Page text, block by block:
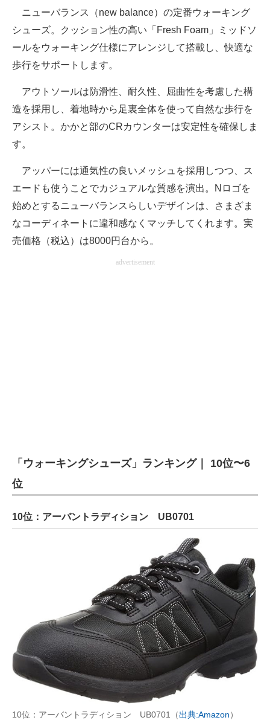
ニューバランス（new balance）の定番ウォーキング
シューズ。クッション性の高い「Fresh Foam」ミッドソ
ールをウォーキング仕様にアレンジして搭載し、快適な
歩行をサポートします。
アウトソールは防滑性、耐久性、屈曲性を考慮した構
造を採用し、着地時から足裏全体を使って自然な歩行を
アシスト。かかと部のCRカウンターは安定性を確保しま
す。
アッパーには通気性の良いメッシュを採用しつつ、ス
エードも使うことでカジュアルな質感を演出。Nロゴを
始めとするニューバランスらしいデザインは、さまざま
なコーディネートに違和感なくマッチしてくれます。実
売価格（税込）は8000円台から。
advertisement
「ウォーキングシューズ」ランキング｜ 10位〜6
位
10位：アーバントラディション UB0701
10位：アーバントラディション UB0701（出典:Amazon）